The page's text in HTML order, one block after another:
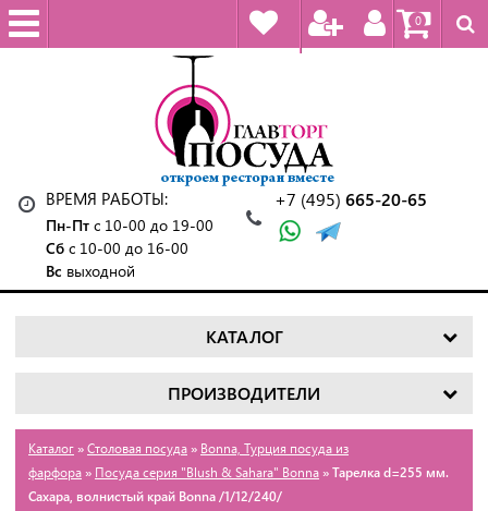
0
ВРЕМЯ РАБОТЫ:
Пн-Пт с 10-00 до 19-00
Сб с 10-00 до 16-00
Вс выходной
+7 (495) 665-20-65
КАТАЛОГ
ПРОИЗВОДИТЕЛИ
Каталог » Столовая посуда » Bonna, Турция посуда из
фарфора » Посуда серия "Blush & Sahara" Bonna » Тарелка d=255 мм.
Сахара, волнистый край Bonna /1/12/240/